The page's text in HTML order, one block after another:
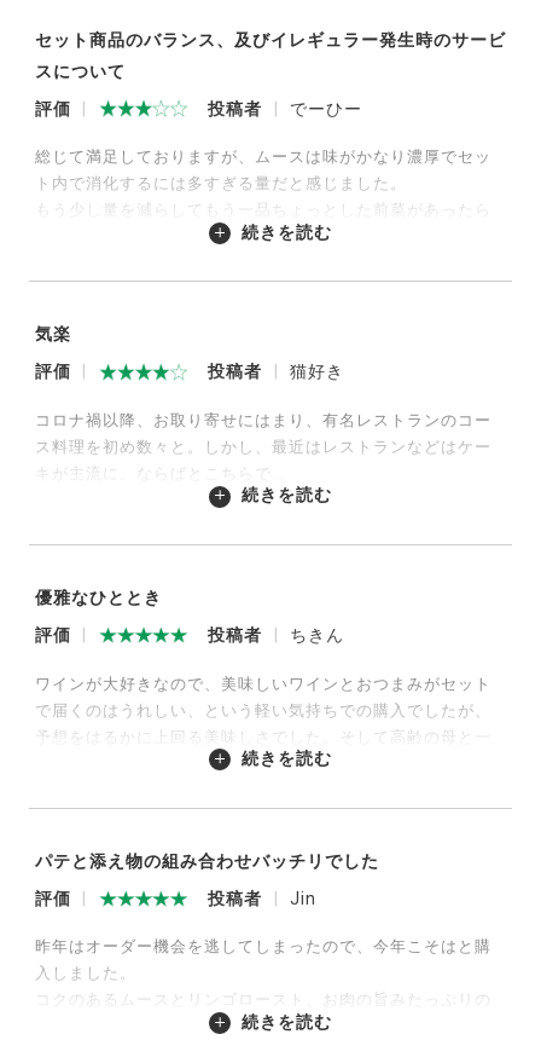
セット商品のバランス、及びイレギュラー発生時のサービ
スについて
評価
投稿者 でーひー
総じて満足しておりますが、ムースは味がかなり濃厚でセッ
ト内で消化するには多すぎる量だと感じました。
もう少し量を減らしてもう一品ちょっとした前菜があったら
個人的には嬉しかったです。
の連絡が別途あったら良かったなと感じました。
※第1便再配送の調整連絡が来る前に第2便の発送日程確定連
2025/03/10
続きを読む
気楽
評価
投稿者 猫好き
コロナ禍以降、お取り寄せにはまり、有名レストランのコー
ス料理を初め数々と。しかし、最近はレストランなどはケー
キが主流に。ならばとこちらで…
ワインと一緒に冷蔵で届くのは嬉しいです。2000円台のワイ
2025/03/05
続きを読む
優雅なひととき
評価
投稿者 ちきん
ワインが大好きなので、美味しいワインとおつまみがセット
で届くのはうれしい、という軽い気持ちでの購入でしたが、
予想をはるかに上回る美味しさでした。そして高齢の母と一
緒なので準備の簡単さも有り難かったです。次回次々回もと
続きを読む
パテと添え物の組み合わせバッチリでした
評価
投稿者 Jin
昨年はオーダー機会を逃してしまったので、今年こそはと購
入しました。
コクのあるムースとリンゴロースト、お肉の旨みたっぷりの
パテとコンディマンの組み合わせがバッチリで、美味しくい
続きを読む